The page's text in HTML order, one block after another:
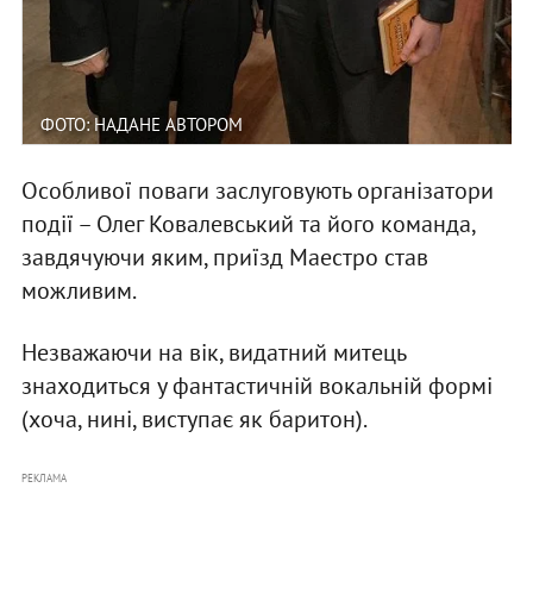
ФОТО: НАДАНЕ АВТОРОМ
Особливої поваги заслуговують організатори
події – Олег Ковалевський та його команда,
завдячуючи яким, приїзд Маестро став
можливим.
Незважаючи на вік, видатний митець
знаходиться у фантастичній вокальній формі
(хоча, нині, виступає як баритон).
РЕКЛАМА